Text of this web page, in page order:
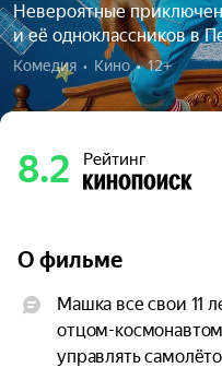
Невероятные
и её одноклассников в
Комедия  •  Кино  •  12+
8.2 Рейтинг
О фильме
Машка все свои 11
отцом-
управлять